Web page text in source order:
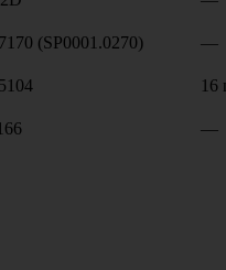
(SP0001.0270) —
16
—